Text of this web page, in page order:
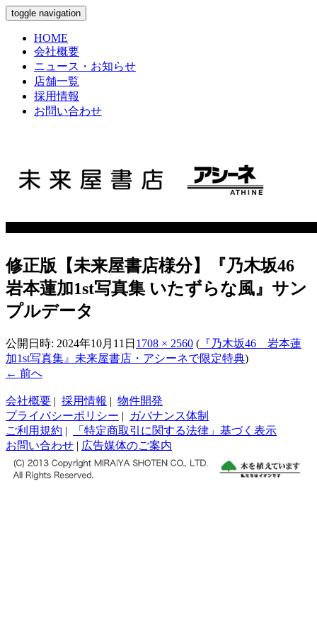
toggle navigation
HOME
会社概要
ニュース・お知らせ
店舗一覧
採用情報
お問い合わせ
修正版【未来屋書店様分】『乃木坂46
岩本蓮加1st写真集 いたずらな風』サン
プルデータ
公開日時: 2024年10月11日 1708 × 2560 ( 『乃木坂46 岩本蓮
加1st写真集』未来屋書店・アシーネで限定特典)
← 前へ
会社概要 | 採用情報 | 物件開発
プライバシーポリシー |
ガバナンス体制
ご利用規約 |
「特定商取引に関する法律」基づく表示
お問い合わせ | 広告媒体のご案内